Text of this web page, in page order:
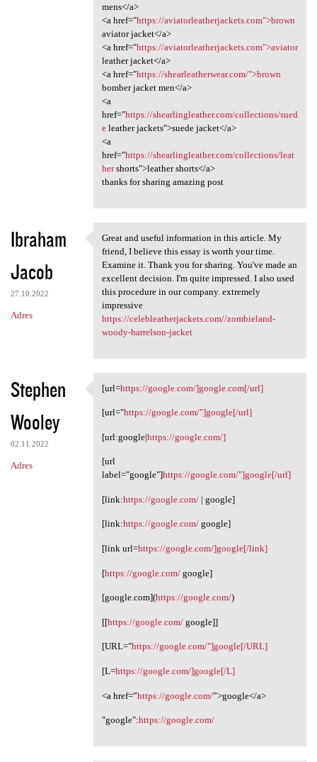
mens</a>
<a href="https://aviatorleatherjackets.com">brown
aviator jacket</a>
<a href="https://aviatorleatherjackets.com">aviator
leather jacket</a>
<a href="https://shearleatherwear.com/">brown
bomber jacket men</a>
<a
href="https://shearlingleather.com/collections/sued
eleather jackets">suede jacket</a>
<a
href="https://shearlingleather.com/collections/leat
hershorts">leather shorts</a>
thanks for sharing amazing post
Ibraham
Jacob
27.10.2022
Adres
Great and useful information
Great and useful information in this article. My
friend, I believe this essay is worth your time.
Examine it. Thank you for sharing. You've made an
excellent decision. I'm quite impressed. I also used
this procedure in our company. extremely
impressive
https://celebleatherjackets.com//zombieland-
woody-harrelson-jacket
Stephen
Wooley
02.11.2022
Adres
[url=https://google.com/
[url=https://google.com/]google.com[/url]
[url="https://google.com/"]google[/url]
[url:google|https://google.com/]
[url
label="google"]https://google.com/"]google[/url]
[link:https://google.com/| google]
[link:https://google.com/google]
[link url=https://google.com/]google[/link]
[https://google.com/google]
[google.com](https://google.com/)
[[https://google.com/google]]
[URL="https://google.com/"]google[/URL]
[L=https://google.com/]google[/L]
<a href=”https://google.com/”>google</a>
"google":https://google.com/